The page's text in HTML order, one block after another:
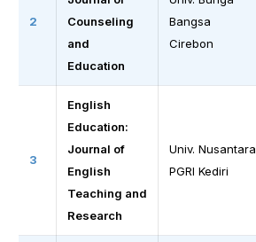
2
Counseling
and
Education
Bangsa
Cirebon
3
English
Education:
Journal of
English
Teaching and
Research
Univ. Nusantara
PGRI Kediri